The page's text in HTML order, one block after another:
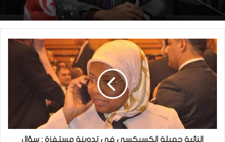
النائبة جميلة الكسيكسي في تدوينة مستفزة : سؤال